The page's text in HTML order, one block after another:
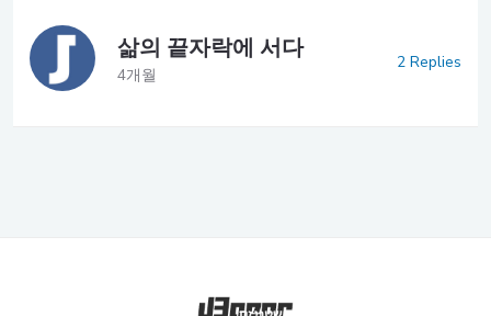
삶의 끝자락에 서다
4개월
2 Replies